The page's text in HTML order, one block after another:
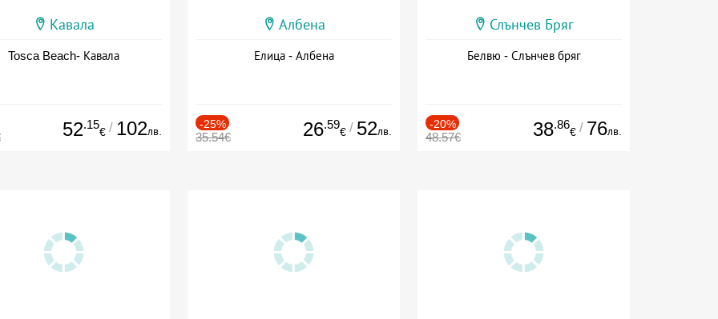
Кавала
Tosca Beach- Кавала
52.15
€ / 102лв.
Албена
Елица - Албена
-25%
35.54€ 26.59
€ / 52лв.
Слънчев Бряг
Белвю - Слънчев бряг
-20%
48.57€ 38.86
€ / 76лв.